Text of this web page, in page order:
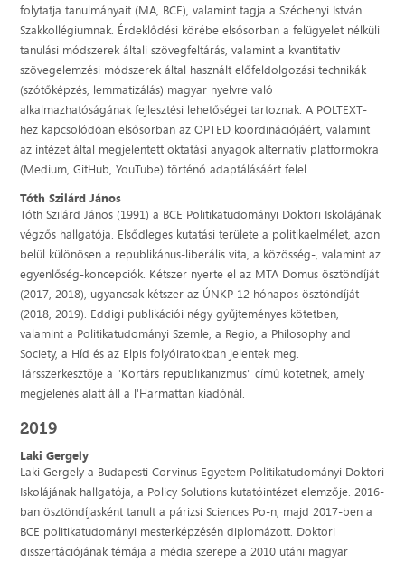
folytatja tanulmányait (MA, BCE), valamint tagja a Széchenyi István
Szakkollégiumnak. Érdeklődési körébe elsősorban a felügyelet nélküli
tanulási módszerek általi szövegfeltárás, valamint a kvantitatív
szövegelemzési módszerek által használt előfeldolgozási technikák
(szótőképzés, lemmatizálás) magyar nyelvre való
alkalmazhatóságának fejlesztési lehetőségei tartoznak. A POLTEXT-
hez kapcsolódóan elsősorban az OPTED koordinációjáért, valamint
az intézet által megjelentett oktatási anyagok alternatív platformokra
(Medium, GitHub, YouTube) történő adaptálásáért felel.
Tóth Szilárd János
Tóth Szilárd János (1991) a BCE Politikatudományi Doktori Iskolájának
végzős hallgatója. Elsődleges kutatási területe a politikaelmélet, azon
belül különösen a republikánus-liberális vita, a közösség-, valamint az
egyenlőség-koncepciók. Kétszer nyerte el az MTA Domus ösztöndíját
(2017, 2018), ugyancsak kétszer az ÚNKP 12 hónapos ösztöndíját
(2018, 2019). Eddigi publikációi négy gyűjteményes kötetben,
valamint a Politikatudományi Szemle, a Regio, a Philosophy and
Society, a Híd és az Elpis folyóiratokban jelentek meg.
Társszerkesztője a "Kortárs republikanizmus" című kötetnek, amely
megjelenés alatt áll a l'Harmattan kiadónál.
2019
Laki Gergely
Laki Gergely a Budapesti Corvinus Egyetem Politikatudományi Doktori
Iskolájának hallgatója, a Policy Solutions kutatóintézet elemzője. 2016-
ban ösztöndíjasként tanult a párizsi Sciences Po-n, majd 2017-ben a
BCE politikatudományi mesterképzésén diplomázott. Doktori
disszertációjának témája a média szerepe a 2010 utáni magyar